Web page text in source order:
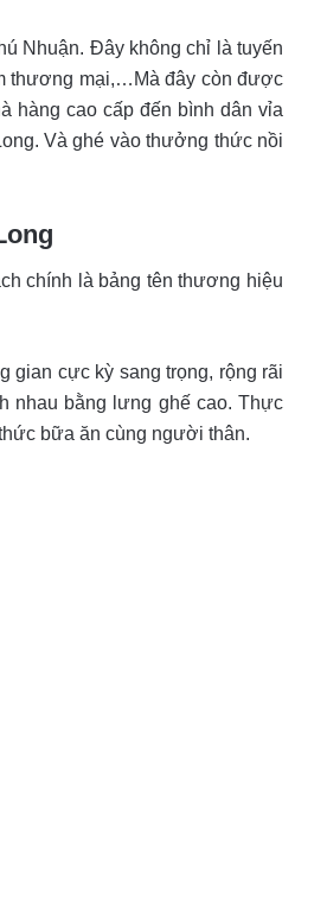
Nhuận. Đây không chỉ là tuyến
thương mại,…Mà đây còn được
hàng cao cấp đến bình dân vỉa
Và ghé vào thưởng thức nồi
chính là bảng tên thương hiệu
gian cực kỳ sang trọng, rộng rãi
nhau bằng lưng ghế cao. Thực
bữa ăn cùng người thân.